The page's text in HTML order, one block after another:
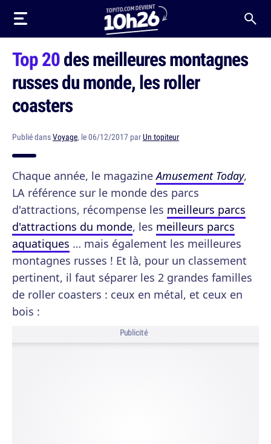
Top 20des meilleures montagnes
russes du monde, les roller
coasters
Publié dansVoyage, le 06/12/2017 parUn topiteur
Chaque année, le magazineAmusement Today,
LA référence sur le monde des parcs
d'attractions, récompense les meilleurs parcs
d'attractions du monde, les meilleurs parcs
aquatiques … mais également les meilleures
montagnes russes ! Et là, pour un classement
pertinent, il faut séparer les 2 grandes familles
de roller coasters : ceux en métal, et ceux en
bois :
Publicité